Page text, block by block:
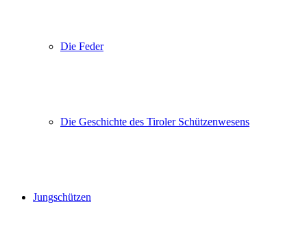
Die Feder
Die Geschichte des Tiroler Schützenwesens
Jungschützen